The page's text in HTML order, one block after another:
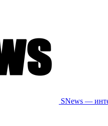
SNews —